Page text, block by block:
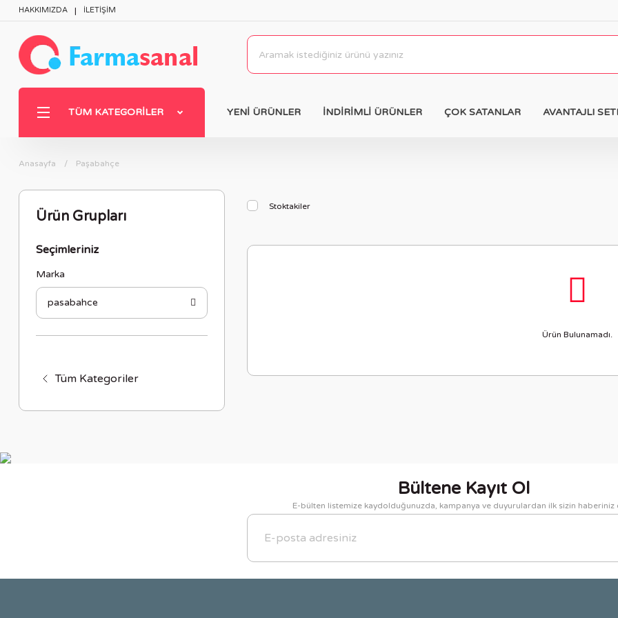
HAKKIMIZDA İLETİŞİM
TÜM KATEGORILER YENİ ÜRÜNLER İNDİRİMLİ ÜRÜNLER ÇOK SATANLAR AVANTAJLI
Anasayfa Paşabahçe
Ürün Grupları
Seçimleriniz
Marka
pasabahce
Tüm Kategoriler
Stoktakiler
Ürün Bulunamadı.
Bültene Kayıt Ol
E-bülten listemize kaydolduğunuzda, kampanya ve duyurulardan ilk sizin haberiniz